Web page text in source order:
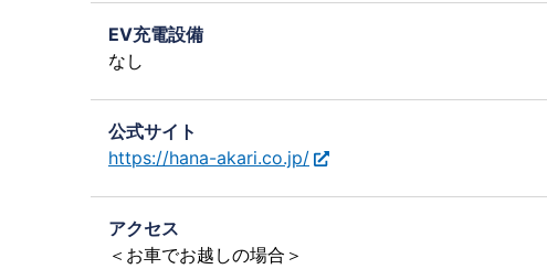
EV充電設備
なし
公式サイト
https://hana-akari.co.jp/
アクセス
＜お車でお越しの場合＞